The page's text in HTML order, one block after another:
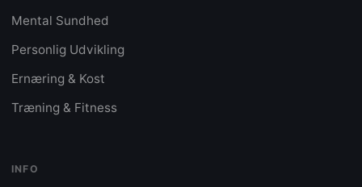
Mental Sundhed
Personlig Udvikling
Ernæring & Kost
Træning & Fitness
INFO